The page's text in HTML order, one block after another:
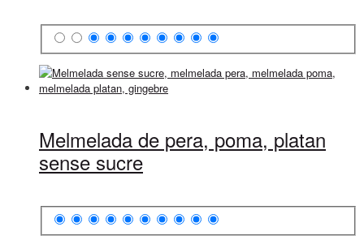
Melmelada de pera, poma, platan
sense sucre